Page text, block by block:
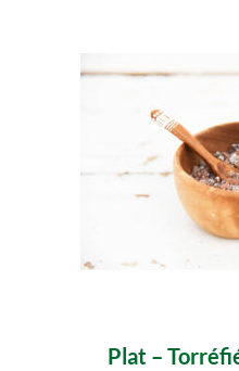
Plat –